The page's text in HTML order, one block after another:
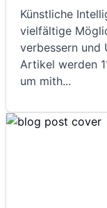
Künstliche
vielfältige
verbessern und
Artikel werden
um mith...